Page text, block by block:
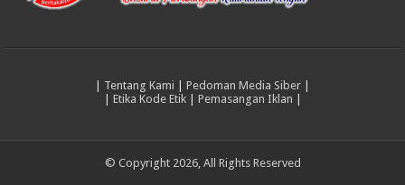
Tentang Kami Pedoman Media Siber
Etika Kode Etik| Pemasangan Iklan
© Copyright 2026, All Rights Reserved